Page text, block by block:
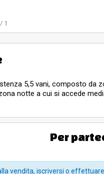
/ 1
5,5 vani, composto
notte a cui si accede
può accedere sia dal
1” di ca. 2,64 mq.
Per
vendita, iscriversi o